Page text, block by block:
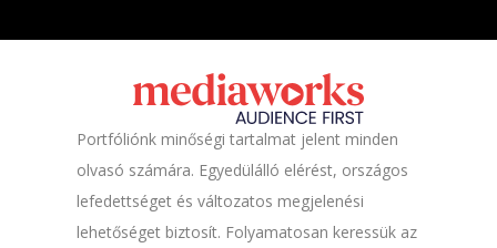
Portfóliónk minőségi tartalmat jelent minden
olvasó számára. Egyedülálló elérést, országos
lefedettséget és változatos megjelenési
lehetőséget biztosít. Folyamatosan keressük az